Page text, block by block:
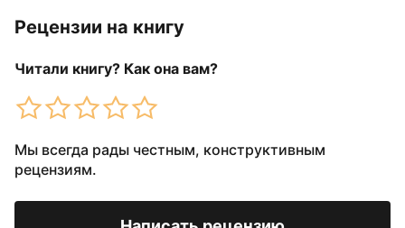
Рецензии на книгу
Читали книгу? Как она вам?
Мы всегда рады честным, конструктивным
рецензиям.